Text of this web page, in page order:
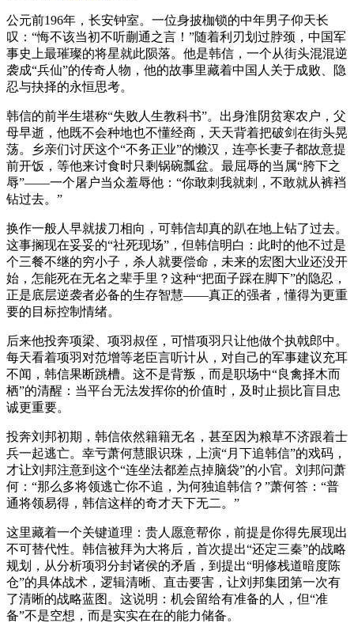
公元前196年，长安钟室。一位身披枷锁的中年男子仰天长
叹：“悔不该当初不听蒯通之言！”随着利刃划过脖颈，中国军
事史上最璀璨的将星就此陨落。他是韩信，一个从街头混混逆
袭成“兵仙”的传奇人物，他的故事里藏着中国人关于成败、隐
忍与抉择的永恒思考。
韩信的前半生堪称“失败人生教科书”。出身淮阴贫寒农户，父
母早逝，他既不会种地也不懂经商，天天背着把破剑在街头晃
荡。乡亲们讨厌这个“不务正业”的懒汉，连亭长妻子都故意提
前开饭，等他来讨食时只剩锅碗瓢盆。最屈辱的当属“胯下之
辱”——一个屠户当众羞辱他：“你敢刺我就刺，不敢就从裤裆
钻过去。”
换作一般人早就拔刀相向，可韩信却真的趴在地上钻了过去。
这事搁现在妥妥的“社死现场”，但韩信明白：此时的他不过是
个三餐不继的穷小子，杀人就要偿命，未来的宏图大业还没开
始，怎能死在无名之辈手里？这种“把面子踩在脚下”的隐忍，
正是底层逆袭者必备的生存智慧——真正的强者，懂得为更重
要的目标控制情绪。
后来他投奔项梁、项羽叔侄，可惜项羽只让他做个执戟郎中。
每天看着项羽对范增等老臣言听计从，对自己的军事建议充耳
不闻，韩信果断跳槽。这不是背叛，而是职场中“良禽择木而
栖”的清醒：当平台无法发挥你的价值时，及时止损比盲目忠
诚更重要。
投奔刘邦初期，韩信依然籍籍无名，甚至因为粮草不济跟着士
兵一起逃亡。幸亏萧何慧眼识珠，上演“月下追韩信”的戏码，
才让刘邦注意到这个“连坐法都差点掉脑袋”的小官。刘邦问萧
何：“那么多将领逃亡你不追，为何独追韩信？”萧何答：“普
通将领易得，韩信这样的奇才天下无二。”
这里藏着一个关键道理：贵人愿意帮你，前提是你得先展现出
不可替代性。韩信被拜为大将后，首次提出“还定三秦”的战略
规划，从分析项羽分封诸侯的矛盾，到提出“明修栈道暗度陈
仓”的具体战术，逻辑清晰、直击要害，让刘邦集团第一次有
了清晰的战略蓝图。这说明：机会留给有准备的人，但“准
备”不是空想，而是实实在在的能力储备。